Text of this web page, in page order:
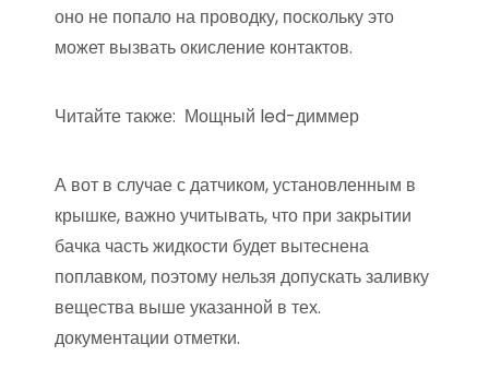
оно не попало на проводку, поскольку это
может вызвать окисление контактов.
Читайте также: Мощный led-диммер
А вот в случае с датчиком, установленным в
крышке, важно учитывать, что при закрытии
бачка часть жидкости будет вытеснена
поплавком, поэтому нельзя допускать заливку
вещества выше указанной в тех.
документации отметки.